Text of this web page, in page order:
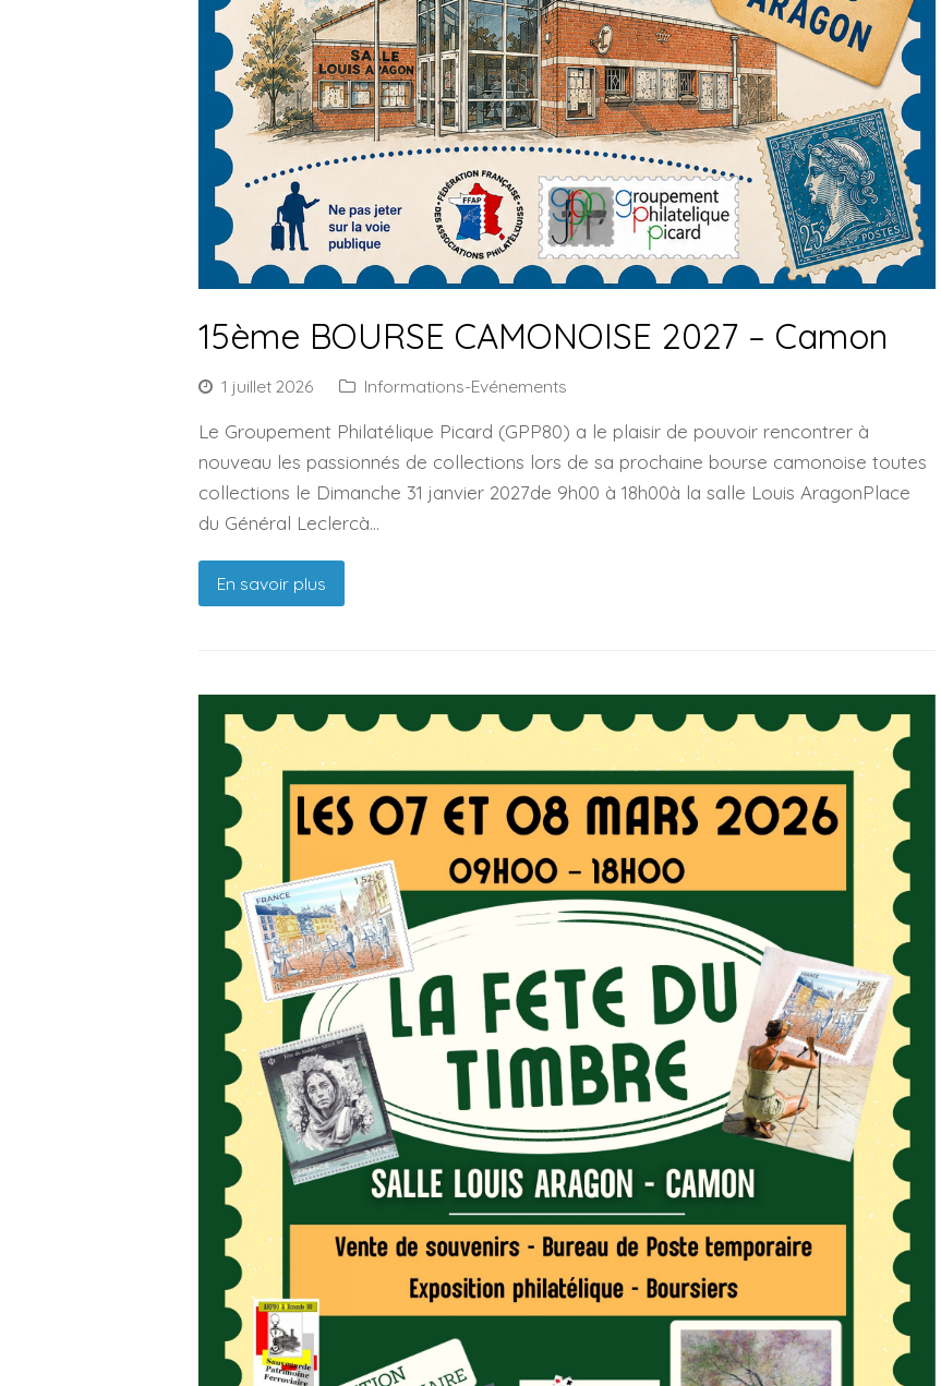
15ème BOURSE CAMONOISE 2027 – Camon
1 juillet 2026 Informations-Evénements
Le Groupement Philatélique Picard (GPP80) a le plaisir de pouvoir rencontrer à
nouveau les passionnés de collections lors de sa prochaine bourse camonoise toutes
collections le Dimanche 31 janvier 2027de 9h00 à 18h00à la salle Louis AragonPlace
du Général Leclercà…
En savoir plus